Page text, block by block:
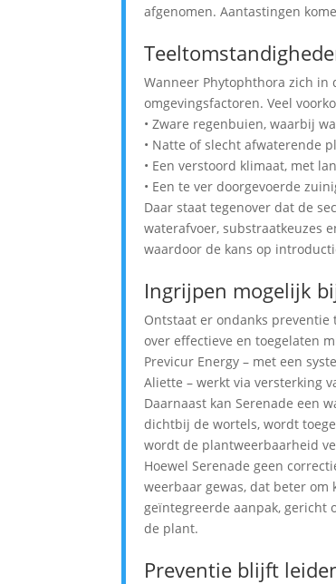
afgenomen. Aantastingen
Wanneer Phytophthora zich
omgevingsfactoren. Veel
• Zware regenbuien, waarbij
• Natte of slecht afwaterende
• Een verstoord klimaat, met
• Een te ver doorgevoerde
Daar staat tegenover dat de
waterafvoer, substraatkeuzes
waardoor de kans op
Ingrijpen mogelijk
Ontstaat er ondanks
over effectieve en toegelaten
Previcur Energy – met een
Aliette – werkt via versterking
Daarnaast kan Serenade een
dichtbij de wortels, wordt
wordt de plantweerbaarheid
Hoewel Serenade geen
weerbaar gewas, dat beter
geïntegreerde aanpak, gericht
de plant.
Preventie blijft